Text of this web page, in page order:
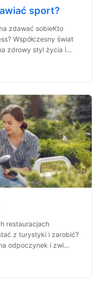
sport?
zdawać sobieKto
Współczesny świat
zdrowy styl życia i...
restauracjach
z turystyki i zarobić?
odpoczynek i zwi...